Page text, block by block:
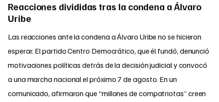
Reacciones divididas tras la condena a Álvaro
Uribe
Las reacciones ante la condena a Álvaro Uribe no se hicieron
esperar. El partido Centro Democrático, que él fundó, denunció
motivaciones políticas detrás de la decisión judicial y convocó
a una marcha nacional el próximo 7 de agosto. En un
comunicado, afirmaron que “millones de compatriotas” creen